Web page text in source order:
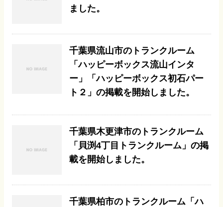
ました。
千葉県流山市のトランクルーム
「ハッピーボックス流山インタ
ー」「ハッピーボックス初石パー
ト２」の掲載を開始しました。
千葉県木更津市のトランクルーム
「貝渕4丁目トランクルーム」の掲
載を開始しました。
千葉県柏市のトランクルーム「ハ